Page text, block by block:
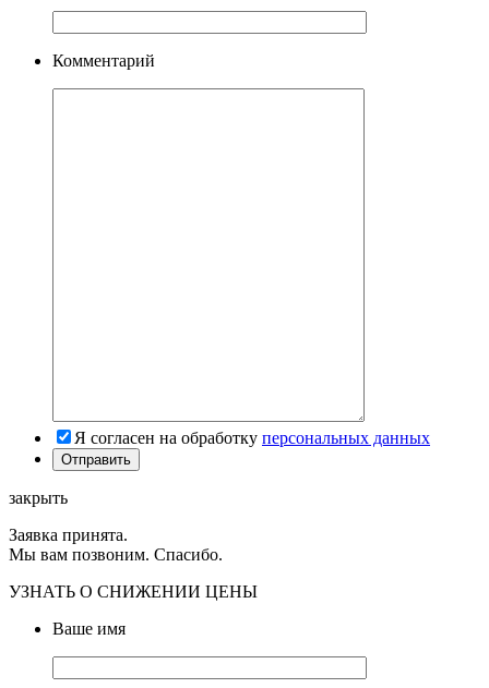
Комментарий
Я согласен на обработку персональных данных
закрыть
Заявка принята.
Мы вам позвоним. Спасибо.
УЗНАТЬ О СНИЖЕНИИ ЦЕНЫ
Ваше имя